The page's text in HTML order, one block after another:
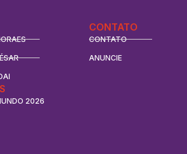
2026
CONTATO
CONTATO
ANUNCIE